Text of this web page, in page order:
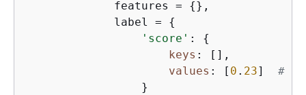
             features =
{
             label =
{
'score' : {
keys
values : [ 0 . 23]